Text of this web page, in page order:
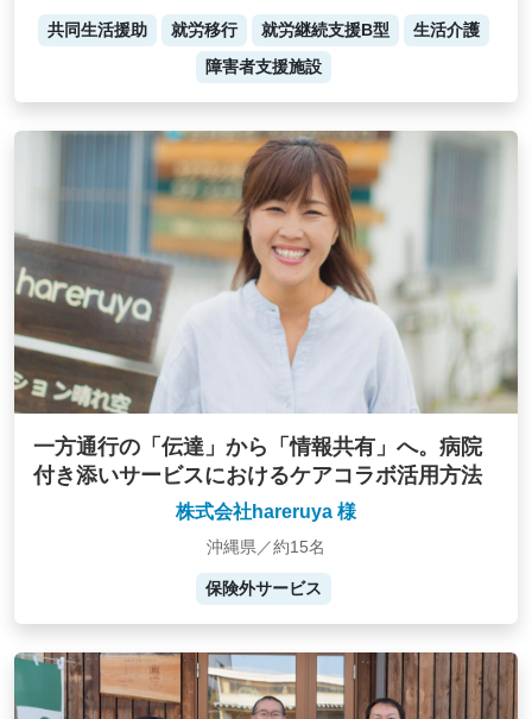
共同生活援助 就労移行 就労継続支援B型
生活介護
障害者支援施設
一方通行の「伝達」から「情報共有」へ。病院
付き添いサービスにおけるケアコラボ活用方法
株式会社hareruya 様
沖縄県／約15名
保険外サービス